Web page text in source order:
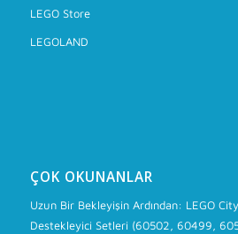
LEGO Store
LEGOLAND
ÇOK OKUNANLAR
Uzun Bir Bekleyişin Ardından: LEGO
Destekleyici Setleri (60502, 60499,